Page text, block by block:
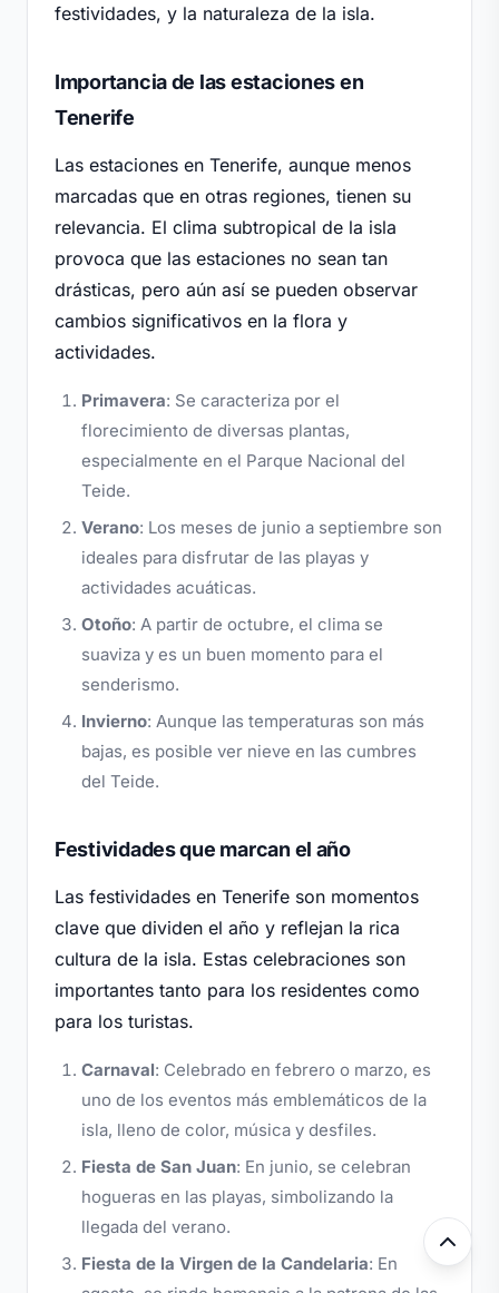
festividades, y la naturaleza de la isla.
Importancia de las estaciones en
Tenerife
Las estaciones en Tenerife, aunque menos
marcadas que en otras regiones, tienen su
relevancia. El clima subtropical de la isla
provoca que las estaciones no sean tan
drásticas, pero aún así se pueden observar
cambios significativos en la flora y
actividades.
Primavera: Se caracteriza por el
florecimiento de diversas plantas,
especialmente en el Parque Nacional del
Teide.
Verano: Los meses de junio a septiembre son
ideales para disfrutar de las playas y
actividades acuáticas.
Otoño: A partir de octubre, el clima se
suaviza y es un buen momento para el
senderismo.
Invierno: Aunque las temperaturas son más
bajas, es posible ver nieve en las cumbres
del Teide.
Festividades que marcan el año
Las festividades en Tenerife son momentos
clave que dividen el año y reflejan la rica
cultura de la isla. Estas celebraciones son
importantes tanto para los residentes como
para los turistas.
Carnaval: Celebrado en febrero o marzo, es
uno de los eventos más emblemáticos de la
isla, lleno de color, música y desfiles.
Fiesta de San Juan: En junio, se celebran
hogueras en las playas, simbolizando la
llegada del verano.
Fiesta de la Virgen de la Candelaria: En